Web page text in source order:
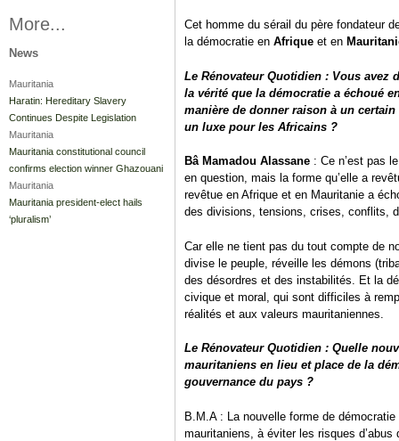
Cet homme du sérail du père fondateur
la démocratie en Afrique et en
Le Rénovateur Quotidien : Vous avez
la vérité que la démocratie a échoué
manière de donner raison à un
un luxe pour les Africains ?
Bâ Mamadou Alassane : Ce n’est pas
en question, mais la forme qu’elle a
revêtue en Afrique et en Mauritanie a
des divisions, tensions, crises, conflits,
Car elle ne tient pas du tout compte de
divise le peuple, réveille les démons
des désordres et des instabilités. Et la
civique et moral, qui sont difficiles à
réalités et aux valeurs mauritaniennes.
Le Rénovateur Quotidien : Quelle
mauritaniens en lieu et place de la
gouvernance du pays ?
B.M.A : La nouvelle forme de
mauritaniens, à éviter les risques
More...
News
Mauritania
Haratin: Hereditary Slavery
Continues Despite Legislation
Mauritania
Mauritania constitutional council
confirms election winner Ghazouani
Mauritania
Mauritania president-elect hails
‘pluralism’